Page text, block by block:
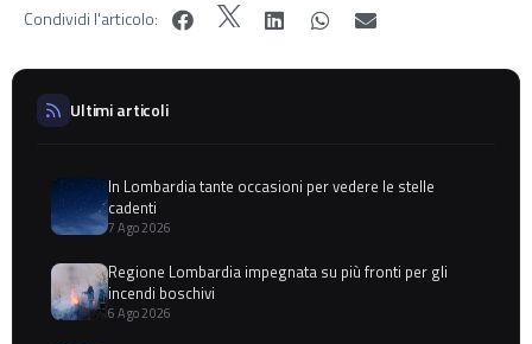
Condividi l'articolo:
Ultimi articoli
In Lombardia tante occasioni per vedere le stelle
cadenti
7 Ago 2026
Regione Lombardia impegnata su più fronti per gli
incendi boschivi
6 Ago 2026